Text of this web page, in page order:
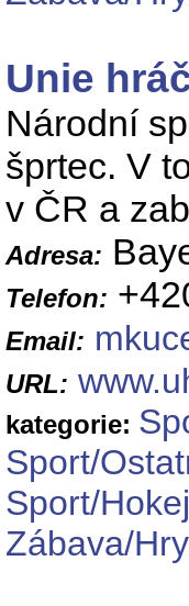
Unie
Národní
šprtec. V
v ČR a
Adresa:
Telefon:
Email:
URL:
kategorie:
Sport/
Sport/
Zábava/